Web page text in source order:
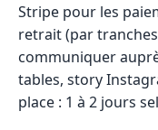
Stripe pour les
retrait (par
communiquer
tables, story
place : 1 à 2 jours